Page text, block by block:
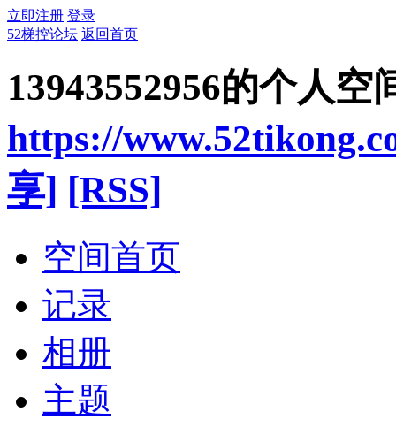
立即注册 登录
52梯控论坛 返回首页
13943552956的个人空
https://
享] [RSS]
空间首页
记录
相册
主题